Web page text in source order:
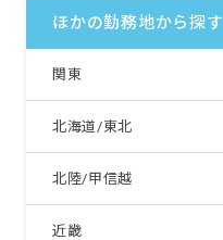
ほかの勤務地から探す
関東
北海道/東北
北陸/甲信越
近畿